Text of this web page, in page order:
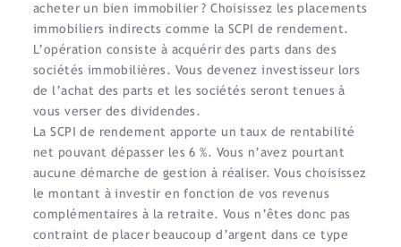
acheter un bien immobilier ? Choisissez les placements
immobiliers indirects comme la SCPI de rendement.
L’opération consiste à acquérir des parts dans des
sociétés immobilières. Vous devenez investisseur lors
de l’achat des parts et les sociétés seront tenues à
vous verser des dividendes.
La SCPI de rendement apporte un taux de rentabilité
net pouvant dépasser les 6 %. Vous n’avez pourtant
aucune démarche de gestion à réaliser. Vous choisissez
le montant à investir en fonction de vos revenus
complémentaires à la retraite. Vous n’êtes donc pas
contraint de placer beaucoup d’argent dans ce type